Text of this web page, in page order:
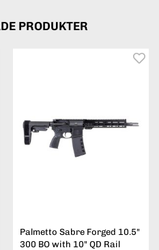
PRODUKTER
Palmetto Sabre Forged 10.5"
300 BO with 10" QD Rail